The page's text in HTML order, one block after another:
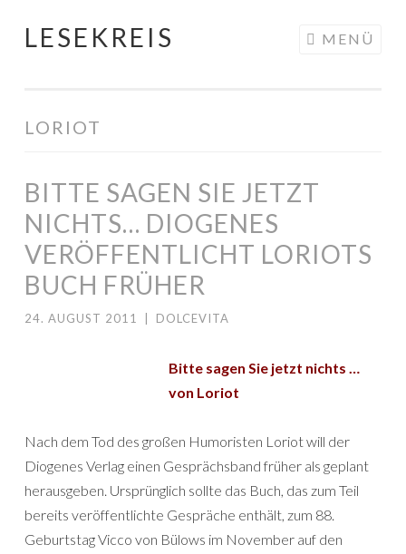
Springe
LESEKREIS MENÜ
LORIOT
BITTE SAGEN SIE JETZT
NICHTS… DIOGENES
VERÖFFENTLICHT LORIOTS
BUCH FRÜHER
24. AUGUST 2011 DOLCEVITA
Bitte sagen Sie jetzt nichts …
von Loriot
Nach dem Tod des großen Humoristen Loriot will der
Diogenes Verlag einen Gesprächsband früher als geplant
herausgeben. Ursprünglich sollte das Buch, das zum Teil
bereits veröffentlichte Gespräche enthält, zum 88.
Geburtstag Vicco von Bülows im November auf den